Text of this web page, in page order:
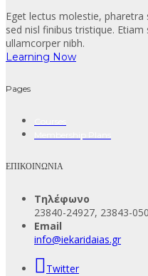
Eget lectus molestie,
sed nisl finibus tristique.
ullamcorper nibh.
Learning Now
Pages
ΕΠΙΚΟΙΝΩΝΙΑ
Τηλέφωνο
23840-24927, 23843-
Email
info@iekaridaias.gr
Twitter